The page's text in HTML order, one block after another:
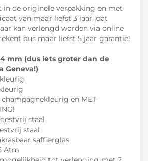
in de originele verpakking en met
van maar liefst 3 jaar, dat
kan verlengd worden via online
dus maar liefst 5 jaar garantie!
mm (dus iets groter dan de
Geneva!)
en MET
staal
staal
saffierglas
Atm